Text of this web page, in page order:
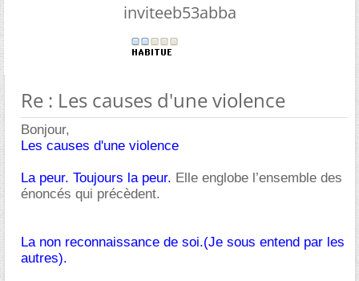
inviteeb53abba
Re : Les causes d'une violence
Bonjour,
Les causes d'une violence
La peur. Toujours la peur. Elle englobe l’ensemble des
énoncés qui précèdent.
La non reconnaissance de soi.(Je sous entend par les
autres).